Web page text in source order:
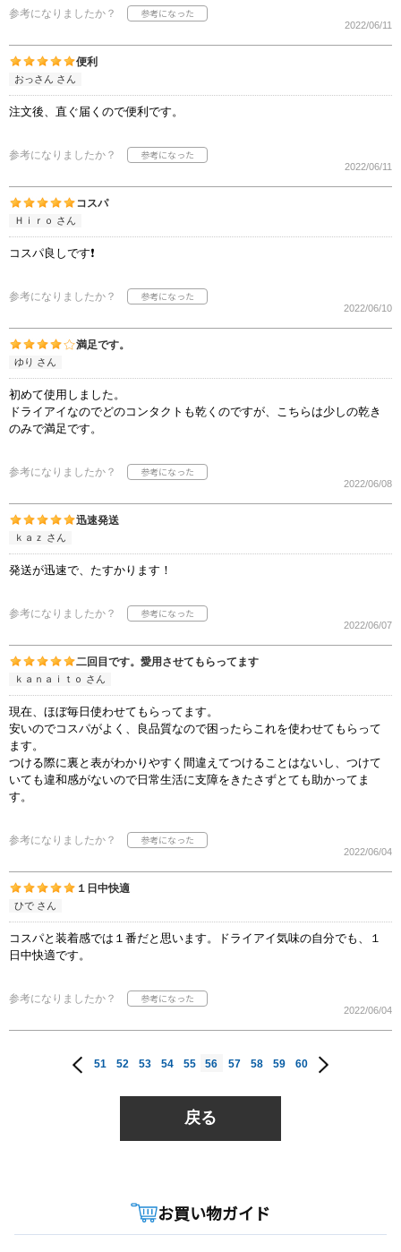
参考になりましたか？
2022/06/11
便利
おっさん さん
注文後、直ぐ届くので便利です。
参考になりましたか？
2022/06/11
コスパ
Ｈｉｒｏ さん
コスパ良しです❗
参考になりましたか？
2022/06/10
満足です。
ゆり さん
初めて使用しました。
ドライアイなのでどのコンタクトも乾くのですが、こちらは少しの乾き
のみで満足です。
参考になりましたか？
2022/06/08
迅速発送
ｋａｚ さん
発送が迅速で、たすかります！
参考になりましたか？
2022/06/07
二回目です。愛用させてもらってます
ｋａｎａｉｔｏ さん
現在、ほぼ毎日使わせてもらってます。
安いのでコスパがよく、良品質なので困ったらこれを使わせてもらって
ます。
つける際に裏と表がわかりやすく間違えてつけることはないし、つけて
いても違和感がないので日常生活に支障をきたさずとても助かってま
す。
参考になりましたか？
2022/06/04
１日中快適
ひで さん
コスパと装着感では１番だと思います。ドライアイ気味の自分でも、１
日中快適です。
参考になりましたか？
2022/06/04
51 52 53 54 55 56 57 58 59 60
戻る
お買い物ガイド